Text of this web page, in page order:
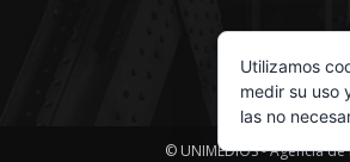
© UNIMEDIOS - Agencia
Utilizamos
medir su uso
las no